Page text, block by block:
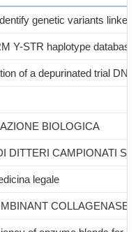
genetic variants
Y-STR haplotype
of a depurinated trial
BIOLOGICA
DITTERI CAMPIONATI
legale